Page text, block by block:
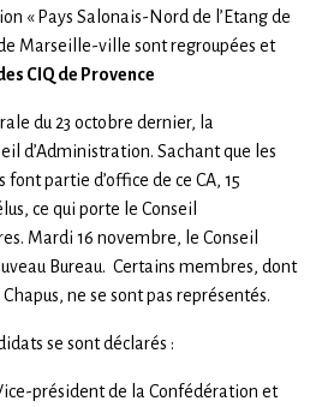
« Pays Salonais-Nord de l’Etang de
Marseille-ville sont regroupées et
CIQ de Provence
du 23 octobre dernier, la
d’Administration. Sachant que les
font partie d’office de ce CA, 15
ce qui porte le Conseil
Mardi 16 novembre, le Conseil
Bureau. Certains membres, dont
ne se sont pas représentés.
se sont déclarés :
président de la Confédération et